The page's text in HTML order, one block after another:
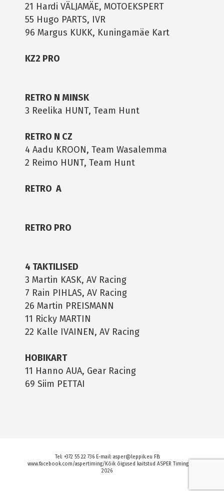
21 Hardi VÄLJAMÄE, MOTOEKSPERT
55 Hugo PARTS, IVR
96 Margus KUKK, Kuningamäe Kart
KZ2 PRO
RETRO N MINSK
3 Reelika HUNT, Team Hunt
RETRO N CZ
4 Aadu KROON, Team Wasalemma
2 Reimo HUNT, Team Hunt
RETRO A
RETRO PRO
4 TAKTILISED
3 Martin KASK, AV Racing
7 Rain PIHLAS, AV Racing
26 Martin PREISMANN
11 Ricky MARTIN
22 Kalle IVAINEN, AV Racing
HOBIKART
11 Hanno AUA, Gear Racing
69 Siim PETTAI
Tel: +372 55 22 736 E-mail: asper@leppik.eu FB:
www.facebook.com/aspertiming/Kõik õigused kaitstud ASPER Timing
2026